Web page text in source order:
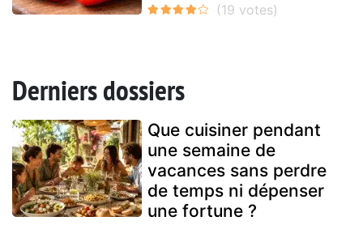
Derniers dossiers
Que cuisiner pendant
une semaine de
vacances sans perdre
de temps ni dépenser
une fortune ?